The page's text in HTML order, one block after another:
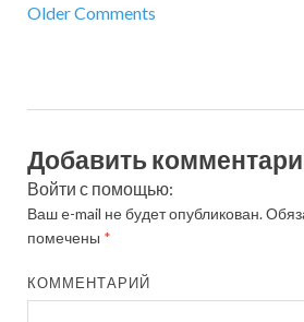
Older Comments
Добавить
Войти с помощью:
Ваш e-mail не будет опубликован.
помечены *
КОММЕНТАРИЙ